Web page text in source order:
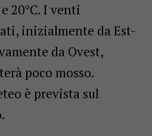
20°C. I venti
inizialmente da Est-
da Ovest,
poco mosso.
è prevista sul